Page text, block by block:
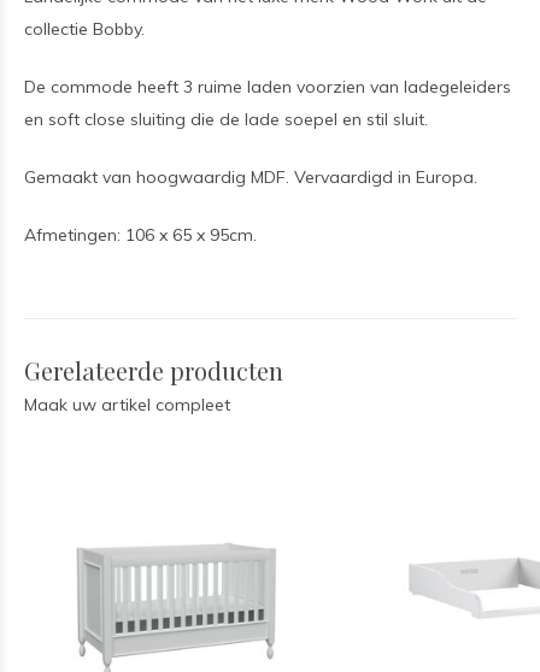
collectie Bobby.
De commode heeft 3 ruime laden voorzien van ladegeleiders
en soft close sluiting die de lade soepel en stil sluit.
Gemaakt van hoogwaardig MDF. Vervaardigd in Europa.
Afmetingen: 106 x 65 x 95cm.
Gerelateerde producten
Maak uw artikel compleet